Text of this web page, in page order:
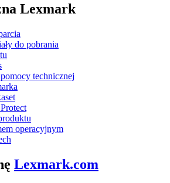
Lexmark
do pobrania
technicznej
operacyjnym
Lexmark.com